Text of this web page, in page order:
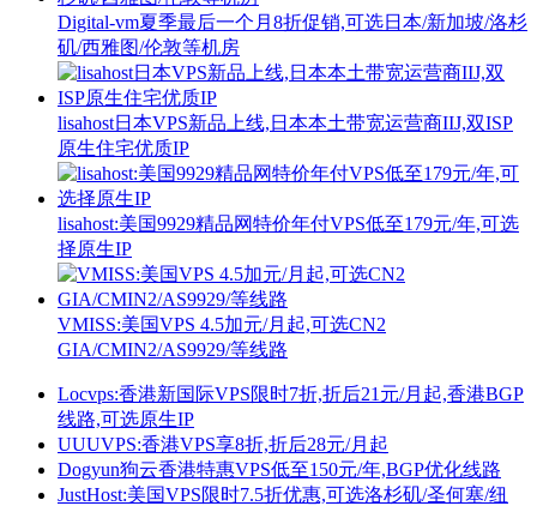
Digital-vm夏季最后一个月8折促销,可选日本/新加坡/洛杉
矶/西雅图/伦敦等机房
lisahost日本VPS新品上线,日本本土带宽运营商IIJ,双ISP
原生住宅优质IP
lisahost:美国9929精品网特价年付VPS低至179元/年,可选
择原生IP
VMISS:美国VPS 4.5加元/月起,可选CN2
GIA/CMIN2/AS9929/等线路
Locvps:香港新国际VPS限时7折,折后21元/月起,香港BGP
线路,可选原生IP
UUUVPS:香港VPS享8折,折后28元/月起
Dogyun狗云香港特惠VPS低至150元/年,BGP优化线路
JustHost:美国VPS限时7.5折优惠,可选洛杉矶/圣何塞/纽